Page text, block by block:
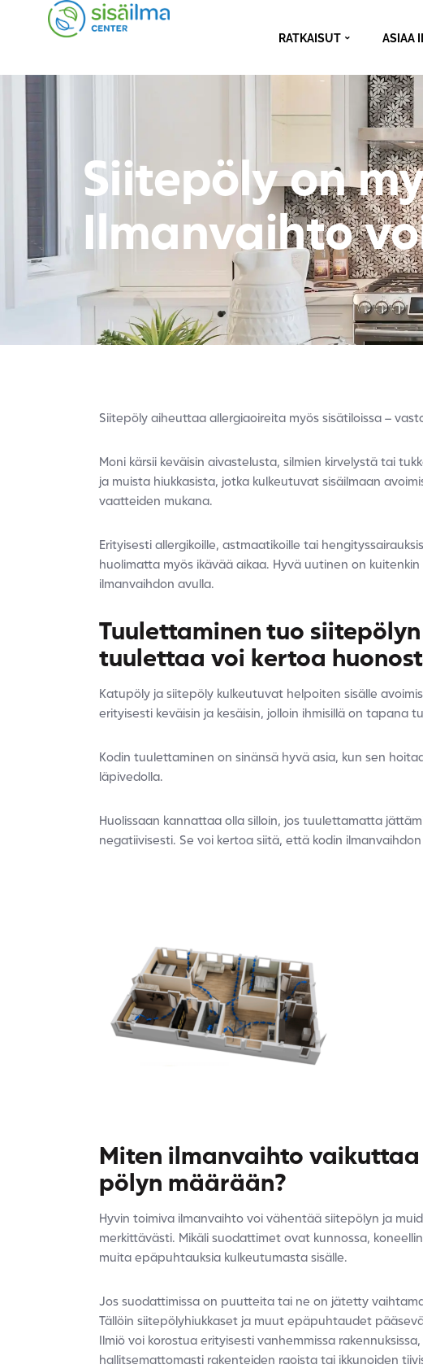
RATKAISUT ASIAA
Siitepöly on
Ilmanvaihto
Siitepöly aiheuttaa allergiaoireita myös sisätiloissa –
Moni kärsii keväisin aivastelusta, silmien kirvelystä tai
ja muista hiukkasista, jotka kulkeutuvat sisäilmaan
vaatteiden mukana.
Erityisesti allergikoille, astmaatikoille tai
huolimatta myös ikävää aikaa. Hyvä uutinen on
ilmanvaihdon avulla.
Tuulettaminen tuo
tuulettaa voi kertoa
Katupöly ja siitepöly kulkeutuvat helpoiten sisälle
erityisesti keväisin ja kesäisin, jolloin ihmisillä on tapana
Kodin tuulettaminen on sinänsä hyvä asia, kun sen
läpivedolla.
Huolissaan kannattaa olla silloin, jos tuulettamatta
negatiivisesti. Se voi kertoa siitä, että kodin
Miten ilmanvaihto
pölyn määrään?
Hyvin toimiva ilmanvaihto voi vähentää siitepölyn ja
merkittävästi. Mikäli suodattimet ovat kunnossa,
muita epäpuhtauksia kulkeutumasta sisälle.
Jos suodattimissa on puutteita tai ne on jätetty
Tällöin siitepölyhiukkaset ja muut epäpuhtaudet
Ilmiö voi korostua erityisesti vanhemmissa
hallitsemattomasti rakenteiden raoista tai ikkunoiden